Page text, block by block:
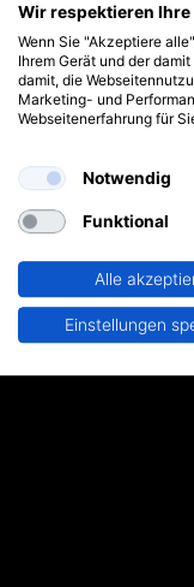
Wir respektieren
Wenn Sie "Akzeptiere
Ihrem Gerät und der
damit, die
Marketing- und
Webseitenerfahrung für
Notwendig
Funktional
Alle
Einstellungen